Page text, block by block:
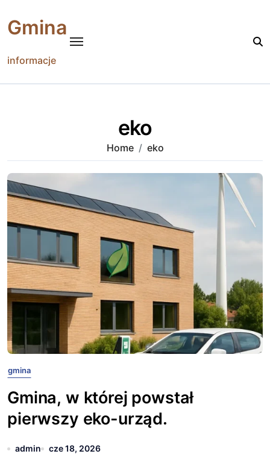
content
Gmina
informacje
eko
Home eko
gmina
Gmina, w której powstał
pierwszy eko-urząd.
admin cze 18, 2026